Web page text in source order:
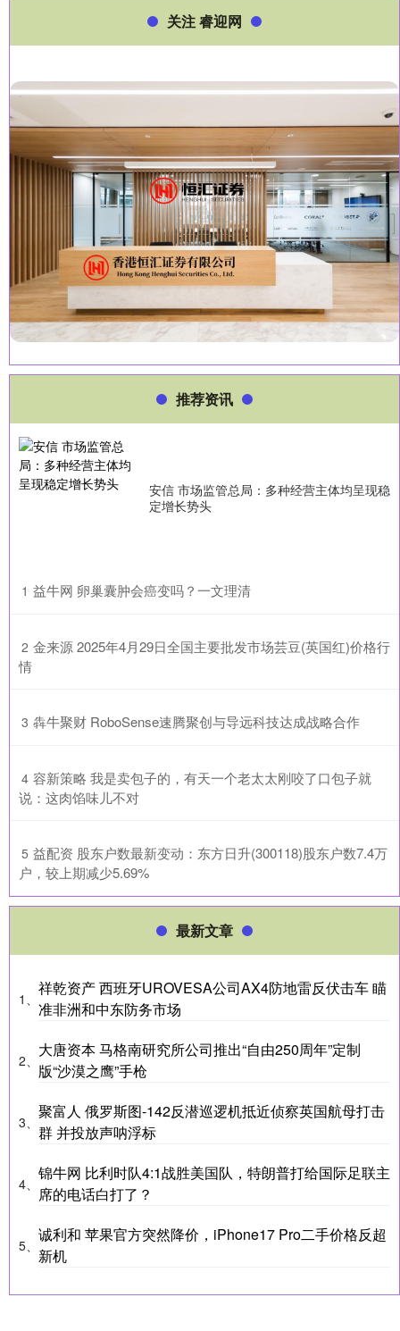
关注 睿迎网
推荐资讯
安信 市场监管总局：多种经营主体均呈现稳
定增长势头
1 ​益牛网 卵巢囊肿会癌变吗？一文理清
2 ​金来源 2025年4月29日全国主要批发市场芸豆(英国红)价格行
情
3 ​犇牛聚财 RoboSense速腾聚创与导远科技达成战略合作
4 ​容新策略 我是卖包子的，有天一个老太太刚咬了口包子就
说：这肉馅味儿不对
5 ​益配资 股东户数最新变动：东方日升(300118)股东户数7.4万
户，较上期减少5.69%
最新文章
1、
祥乾资产 西班牙UROVESA公司AX4防地雷反伏击车 瞄
准非洲和中东防务市场
2、
大唐资本 马格南研究所公司推出“自由250周年”定制
版“沙漠之鹰”手枪
3、
聚富人 俄罗斯图-142反潜巡逻机抵近侦察英国航母打击
群 并投放声呐浮标
4、
锦牛网 比利时队4:1战胜美国队，特朗普打给国际足联主
席的电话白打了？
5、
诚利和 苹果官方突然降价，iPhone17 Pro二手价格反超
新机